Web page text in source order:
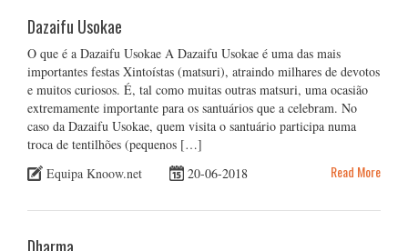
Dazaifu Usokae
O que é a Dazaifu Usokae A Dazaifu Usokae é uma das mais
importantes festas Xintoístas (matsuri), atraindo milhares de devotos
e muitos curiosos. É, tal como muitas outras matsuri, uma ocasião
extremamente importante para os santuários que a celebram. No
caso da Dazaifu Usokae, quem visita o santuário participa numa
troca de tentilhões (pequenos […]
Equipa Knoow.net
20-06-2018 Read More
Dharma